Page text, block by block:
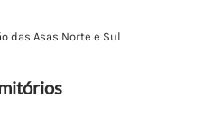
das Asas Norte e Sul